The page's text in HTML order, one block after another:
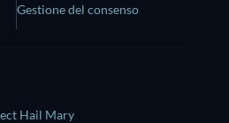
Gestione del consenso
Hail Mary